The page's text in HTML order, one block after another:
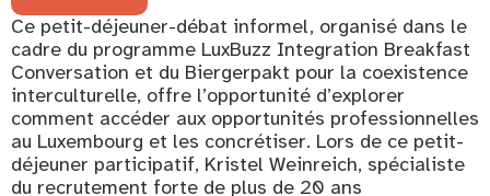
Ce petit-déjeuner-débat informel, organisé dans le
cadre du programme LuxBuzz Integration Breakfast
Conversation et du Biergerpakt pour la coexistence
interculturelle, offre l’opportunité d’explorer
comment accéder aux opportunités professionnelles
au Luxembourg et les concrétiser. Lors de ce petit-
déjeuner participatif, Kristel Weinreich, spécialiste
du recrutement forte de plus de 20 ans